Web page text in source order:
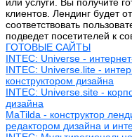
клиентов. Лендинг будет
соответствовать
подведет посетителей к
ГОТОВЫЕ САЙТЫ
INTEC: Universe -
INTEC: Universe.lite -
конструктором дизайна
INTEC: Universe.site -
дизайна
MaTilda - конструктор
редактором дизайна и